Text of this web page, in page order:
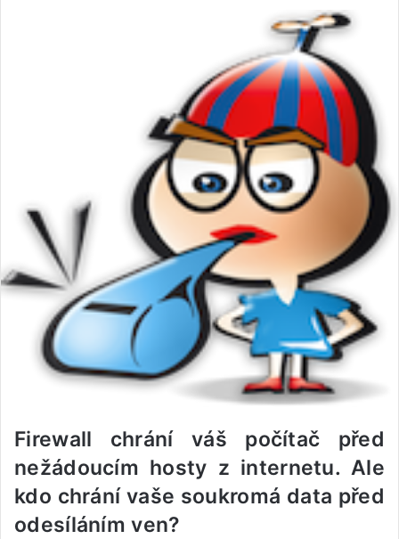
Firewall chrání váš počítač před
nežádoucím hosty z internetu. Ale
kdo chrání vaše soukromá data před
odesíláním ven?